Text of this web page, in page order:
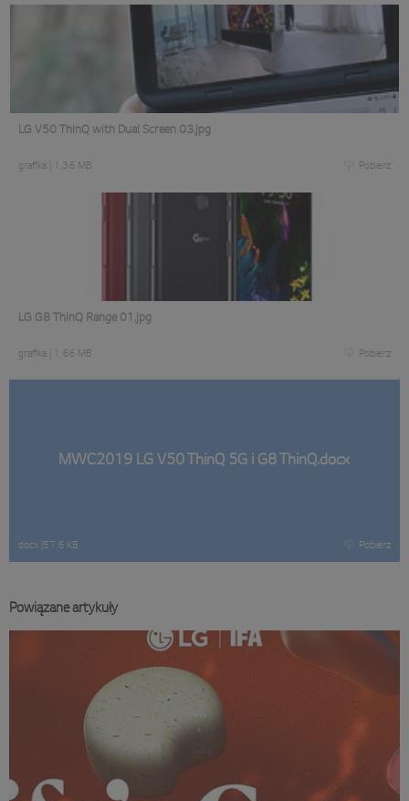
LG V50 ThinQ with Dual Screen 03.jpg
grafika 1,36 MB Pobierz
LG G8 ThinQ Range 01.jpg
grafika 1,66 MB Pobierz
MWC2019 LG V50 ThinQ 5G i G8 ThinQ.docx
docx 57,6 KB Pobierz
Powiązane artykuły